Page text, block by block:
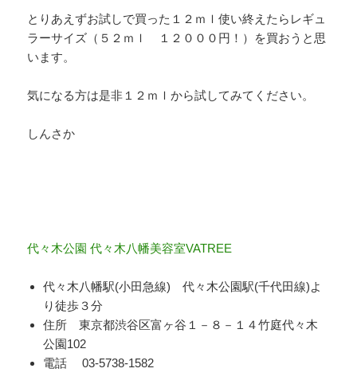
とりあえずお試しで買った１２ｍｌ使い終えたらレギュ
ラーサイズ（５２ｍｌ １２０００円！）を買おうと思
います。
気になる方は是非１２ｍｌから試してみてください。
しんさか
代々木公園 代々木八幡美容室VATREE
代々木八幡駅(小田急線) 代々木公園駅(千代田線)よ
り徒歩３分
住所 東京都渋谷区富ヶ谷１－８－１４竹庭代々木
公園102
電話 03-5738-1582